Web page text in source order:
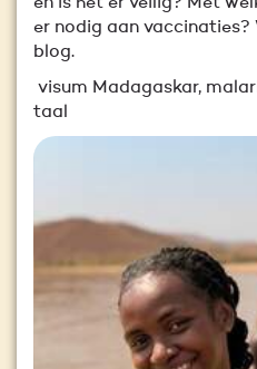
er nodig aan vaccinaties?
blog.
visum Madagaskar,
taal